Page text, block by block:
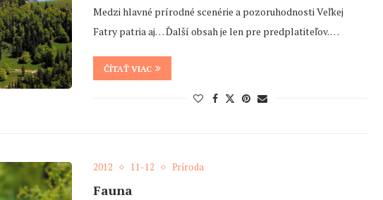
Medzi hlavné prírodné scenérie a pozoruhodnosti Veľkej
Fatry patria aj… Ďalší obsah je len pre predplatiteľov. …
ČÍTAŤ VIAC
2012 11-12 Príroda
Fauna